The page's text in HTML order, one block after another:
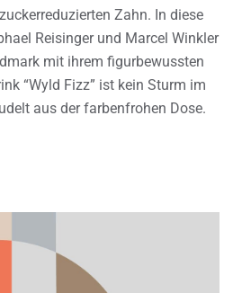
Zahn. In diese
Reisinger und Marcel Winkler
mit ihrem figurbewussten
“Wyld Fizz” ist kein Sturm im
aus der farbenfrohen Dose.